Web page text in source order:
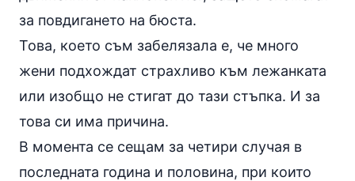
за повдигането на бюста.
Това, което съм забелязала е, че много
жени подхождат страхливо към лежанката
или изобщо не стигат до тази стъпка. И за
това си има причина.
В момента се сещам за четири случая в
последната година и половина, при които